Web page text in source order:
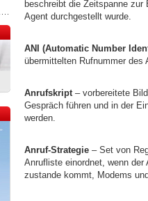
beschreibt die Zeitspanne
Agent durchgestellt wurde.
ANI (Automatic Number
übermittelten Rufnummer des
Anrufskript– vorbereitete
Gespräch führen und in der
werden.
Anruf-Strategie – Set von
Anrufliste einordnet, wenn
zustande kommt, Modems